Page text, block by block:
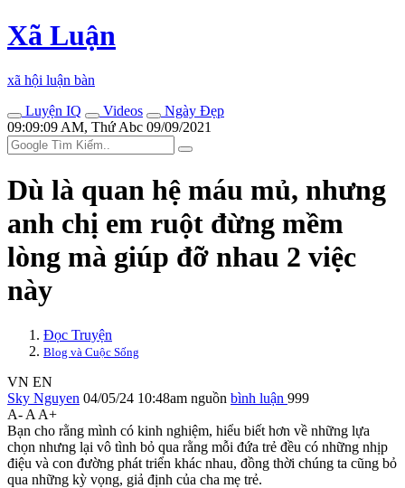
Xã Luận
xã hội luận bàn
Luyện IQ
Videos
Ngày Đẹp
09:09:09 AM, Thứ Abc 09/09/2021
Dù là quan hệ máu mủ, nhưng
anh chị em ruột đừng mềm
lòng mà giúp đỡ nhau 2 việc
này
Đọc Truyện
Blog và Cuộc Sống
VN EN
Sky Nguyen 04/05/24 10:48am nguồn bình luận 999
A- A A+
Bạn cho rằng mình có kinh nghiệm, hiểu biết hơn về những lựa
chọn nhưng lại vô tình bỏ qua rằng mỗi đứa trẻ đều có những nhịp
điệu và con đường phát triển khác nhau, đồng thời chúng ta cũng bỏ
qua những kỳ vọng, giả định của cha mẹ trẻ.